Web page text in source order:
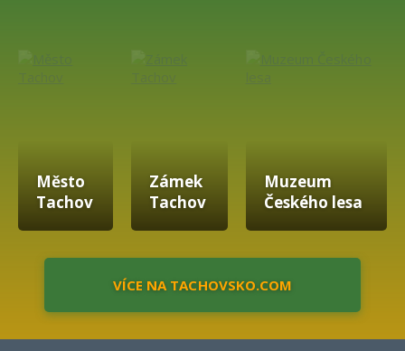
Předchozí
Město
Tachov
Zámek
Tachov
Muzeum
Českého lesa
VÍCE NA TACHOVSKO.COM